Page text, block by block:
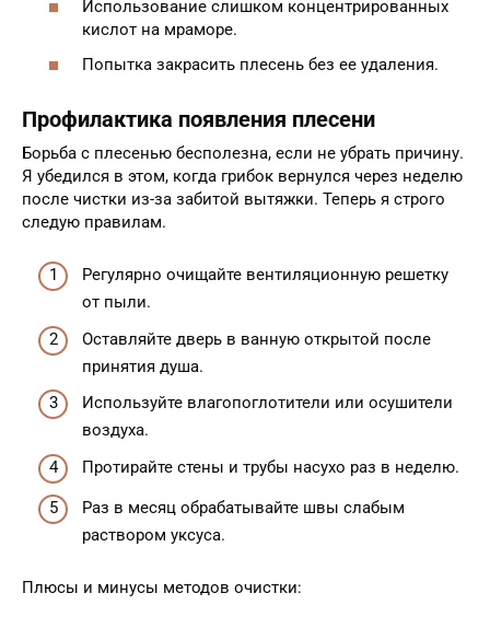
Использование слишком концентрированных
кислот на мраморе.
Попытка закрасить плесень без ее удаления.
Профилактика появления плесени
Борьба с плесенью бесполезна, если не убрать причину.
Я убедился в этом, когда грибок вернулся через неделю
после чистки из-за забитой вытяжки. Теперь я строго
следую правилам.
Регулярно очищайте вентиляционную решетку
от пыли.
Оставляйте дверь в ванную открытой после
принятия душа.
Используйте влагопоглотители или осушители
воздуха.
Протирайте стены и трубы насухо раз в неделю.
Раз в месяц обрабатывайте швы слабым
раствором уксуса.
Плюсы и минусы методов очистки: